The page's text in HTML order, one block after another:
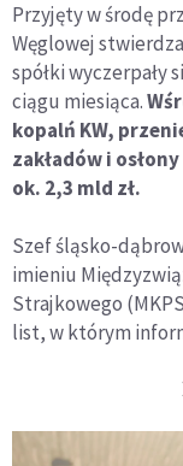
Przyjęty w środę
Węglowej
spółki wyczerpały
ciągu miesiąca.
kopalń KW,
zakładów i
ok. 2,3 mld zł.
Szef śląsko-
imieniu
Strajkowego
list, w którym